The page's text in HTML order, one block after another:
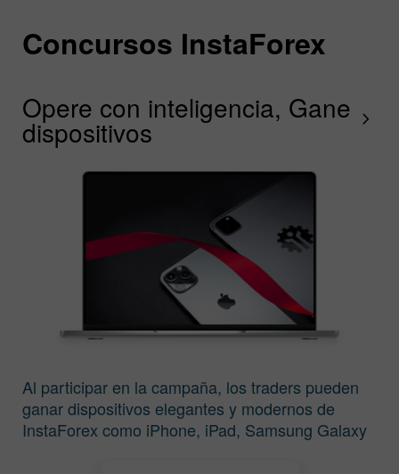
Concursos InstaForex
Opere con inteligencia, Gane
dispositivos chevron_right
Al participar en la campaña, los traders pueden
ganar dispositivos elegantes y modernos de
InstaForex como iPhone, iPad, Samsung Galaxy